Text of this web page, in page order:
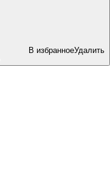
В избранноеУдалить